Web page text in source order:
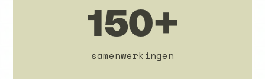
150+
samenwerkingen